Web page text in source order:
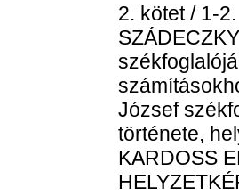
2. kötet / 1-
József
története,
KARDOSS